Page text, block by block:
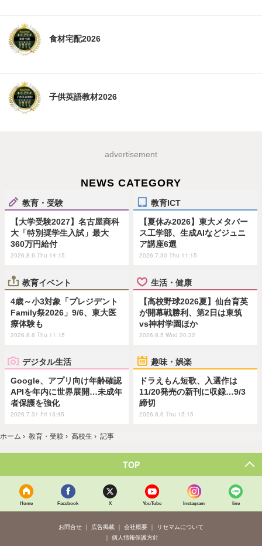
食材宅配2026
子供英語教材2026
advertisement
NEWS CATEGORY
教育・受験
【大学受験2027】名古屋商科
大「特別奨学生入試」最大
360万円給付
2026.8.6 Thu 14:15
教育ICT
【夏休み2026】東大メタバー
ス工学部、生成AIなどジュニ
ア講座6選
2026.7.30 Thu 11:15
教育イベント
4歳～小3対象「プレジデント
Family祭2026」9/6、東大医
療体験も
2026.8.6 Thu 11:15
生活・健康
【高校野球2026夏】仙台育英
が開幕戦勝利、第2日は東筑
vs神村学園ほか
2026.8.5 Wed 20:32
デジタル生活
Google、アプリ向け年齢確認
APIを年内に世界展開…未成年
者保護を強化
2026.7.31 Fri 13:45
趣味・娯楽
ドラえもん短歌、入選作は
11/20発売の新刊に収録…9/3
締切
2026.8.6 Thu 15:15
ホーム › 教育・受験 › 高校生 › 記事
TOP
Home Facebook X YouTube Instagram line
お問合せ 広告掲載 会社概要
リセマムについて
個人情報保護方針